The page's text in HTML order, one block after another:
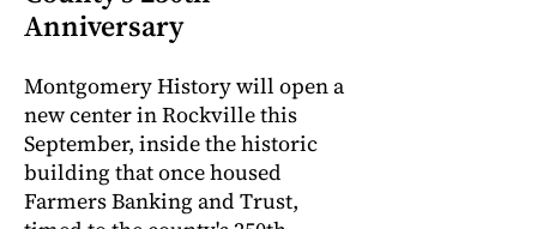
Anniversary
Montgomery History will open a
new center in Rockville this
September, inside the historic
building that once housed
Farmers Banking and Trust,